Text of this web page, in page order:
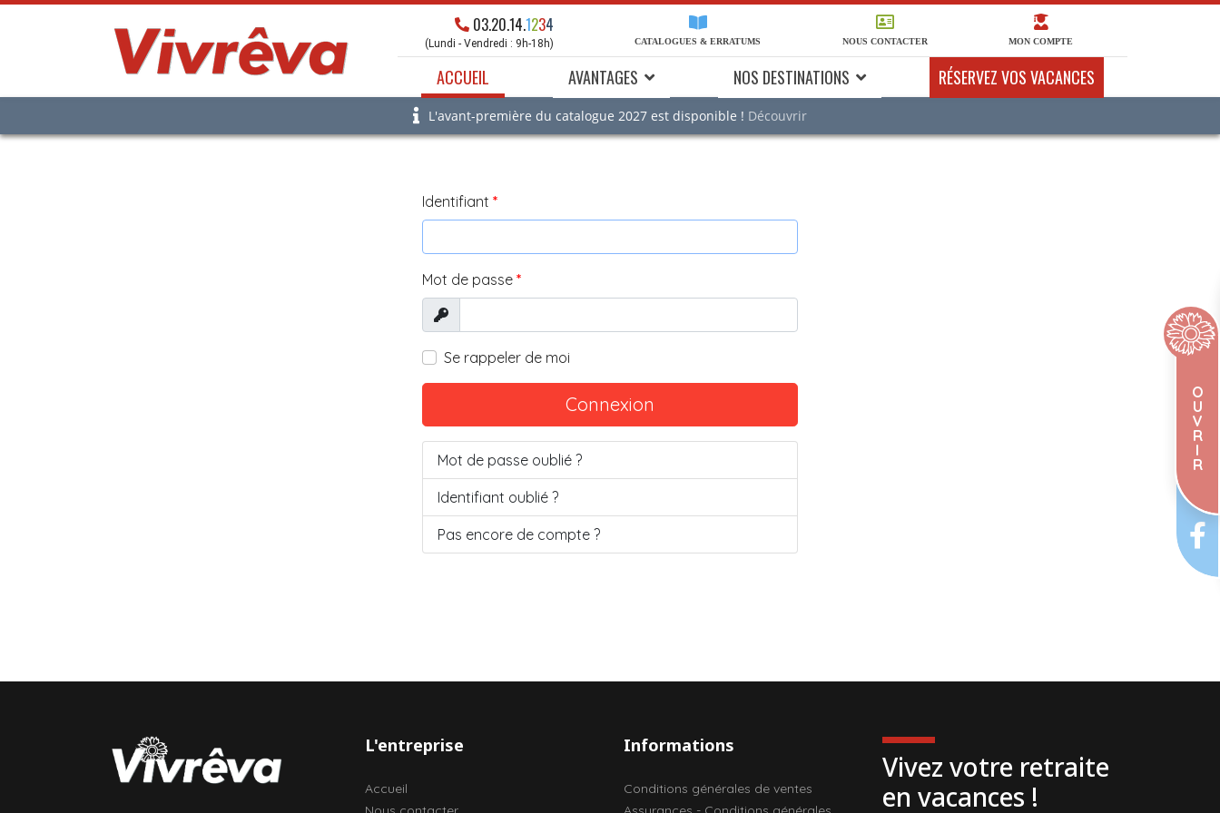
03.20.14.1234
(Lundi - Vendredi : 9h-18h) CATALOGUES & ERRATUMS NOUS CONTACTER MON COMPTE
ACCUEIL AVANTAGES NOS DESTINATIONS RÉSERVEZ VOS VACANCES
L'avant-première du catalogue 2027 est disponible ! Découvrir
Identifiant *
Mot de passe*
Afficher
Se rappeler de moi
Connexion
Mot de passe oublié ?
Identifiant oublié ?
Pas encore de compte ?
L'entreprise
Accueil
Informations
Conditions générales de ventes
Vivez votre retraite
en vacances !
O
U
V
R
I
R